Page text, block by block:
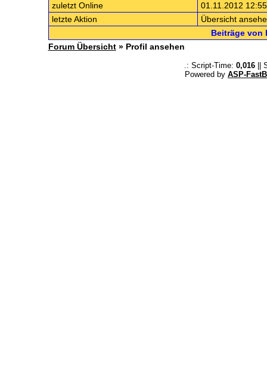
zuletzt Online
01.11.2012
letzte Aktion
Übersicht
Beiträge von
Forum Übersicht» Profil ansehen
.: Script-Time: 0,016||
Powered by ASP-